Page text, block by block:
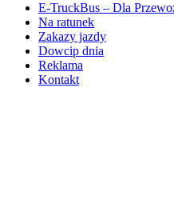
E-TruckBus – Dla
Na ratunek
Zakazy jazdy
Dowcip dnia
Reklama
Kontakt